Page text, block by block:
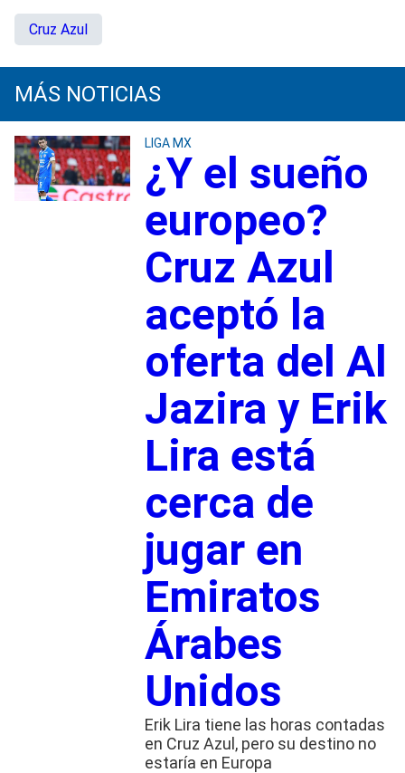
Cruz Azul
MÁS NOTICIAS
LIGA MX
¿Y el sueño
europeo?
Cruz Azul
aceptó la
oferta del Al
Jazira y Erik
Lira está
cerca de
jugar en
Emiratos
Árabes
Unidos
Erik Lira tiene las horas contadas
en Cruz Azul, pero su destino no
estaría en Europa